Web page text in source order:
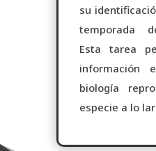
su
temporada
Esta tarea
información
biología
especie a lo